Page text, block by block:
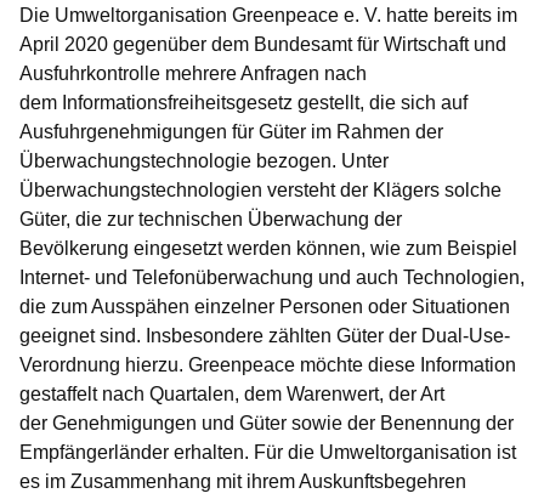
Die Umweltorganisation Greenpeace e. V. hatte bereits im
April 2020 gegenüber dem Bundesamt für Wirtschaft und
Ausfuhrkontrolle mehrere Anfragen nach
dem Informationsfreiheitsgesetz gestellt, die sich auf
Ausfuhrgenehmigungen für Güter im Rahmen der
Überwachungstechnologie bezogen. Unter
Überwachungstechnologien versteht der Klägers solche
Güter, die zur technischen Überwachung der
Bevölkerung eingesetzt werden können, wie zum Beispiel
Internet- und Telefonüberwachung und auch Technologien,
die zum Ausspähen einzelner Personen oder Situationen
geeignet sind. Insbesondere zählten Güter der Dual-Use-
Verordnung hierzu. Greenpeace möchte diese Information
gestaffelt nach Quartalen, dem Warenwert, der Art
der Genehmigungen und Güter sowie der Benennung der
Empfängerländer erhalten. Für die Umweltorganisation ist
es im Zusammenhang mit ihrem Auskunftsbegehren